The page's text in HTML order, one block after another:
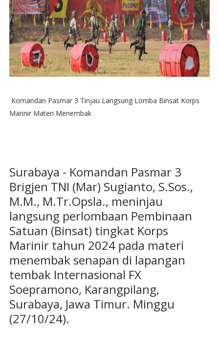
Komandan Pasmar 3 Tinjau Langsung Lomba Binsat Korps
Marinir Materi Menembak
Surabaya - Komandan Pasmar 3
Brigjen TNI (Mar) Sugianto, S.Sos.,
M.M., M.Tr.Opsla., meninjau
langsung perlombaan Pembinaan
Satuan (Binsat) tingkat Korps
Marinir tahun 2024 pada materi
menembak senapan di lapangan
tembak Internasional FX
Soepramono, Karangpilang,
Surabaya, Jawa Timur. Minggu
(27/10/24).